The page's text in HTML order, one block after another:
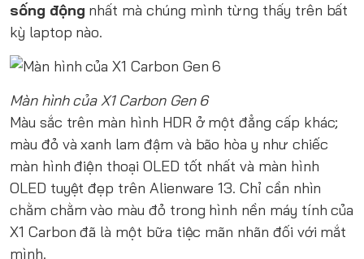
sống động nhất mà chúng mình từng thấy trên bất
kỳ laptop nào.
Màn hình của X1 Carbon Gen 6
Màu sắc trên màn hình HDR ở một đẳng cấp khác;
màu đỏ và xanh lam đậm và bão hòa y như chiếc
màn hình điện thoại OLED tốt nhất và màn hình
OLED tuyệt đẹp trên Alienware 13. Chỉ cần nhìn
chằm chằm vào màu đỏ trong hình nền máy tính của
X1 Carbon đã là một bữa tiệc mãn nhãn đối với mắt
mình.